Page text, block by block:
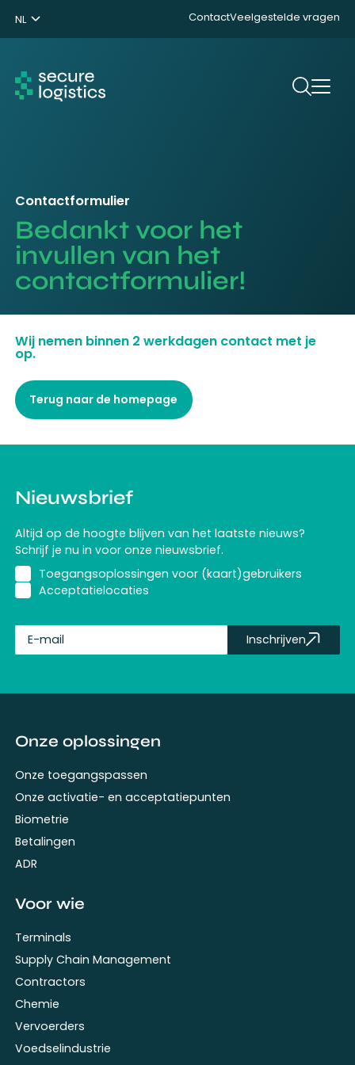
NL
ENG
DE
ContactVeelgestelde vragen
Contactformulier
Bedankt voor het
invullen van het
contactformulier!
Wij nemen binnen 2 werkdagen contact met je
op.
Terug naar de homepage
Nieuwsbrief
Altijd op de hoogte blijven van het laatste nieuws?
Schrijf je nu in voor onze nieuwsbrief.
Toegangsoplossingen voor (kaart)gebruikers
Acceptatielocaties
Inschrijven
Onze oplossingen
Onze toegangspassen
Onze activatie- en acceptatiepunten
Biometrie
Betalingen
ADR
Voor wie
Terminals
Supply Chain Management
Contractors
Chemie
Vervoerders
Voedselindustrie